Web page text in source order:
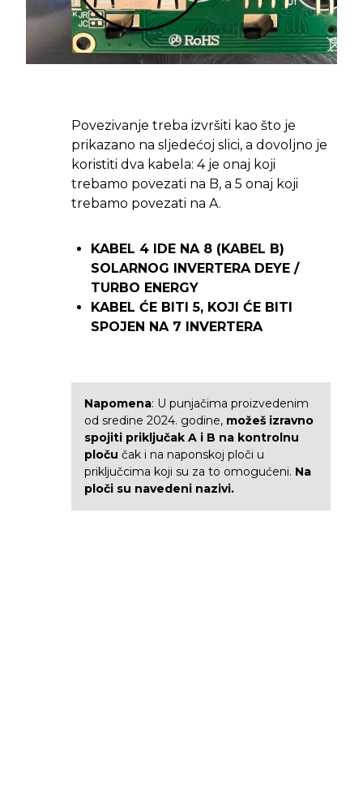
Povezivanje treba izvršiti kao što je
prikazano na sljedećoj slici, a dovoljno je
koristiti dva kabela: 4 je onaj koji
trebamo povezati na B, a 5 onaj koji
trebamo povezati na A.
KABEL 4 IDE NA 8 (KABEL B)
SOLARNOG INVERTERA DEYE /
TURBO ENERGY
KABEL ĆE BITI 5, KOJI ĆE BITI
SPOJEN NA 7 INVERTERA
Napomena: U punjačima proizvedenim
od sredine 2024. godine, možeš izravno
spojiti priključak A i B na kontrolnu
ploču čak i na naponskoj ploči u
priključcima koji su za to omogućeni. Na
ploči su navedeni nazivi.